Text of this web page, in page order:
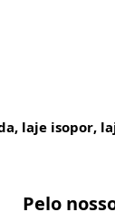
laje isopor,
Pelo